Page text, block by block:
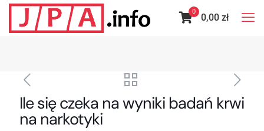
0
0,00 zł
Ile się czeka na wyniki badań krwi
na narkotyki